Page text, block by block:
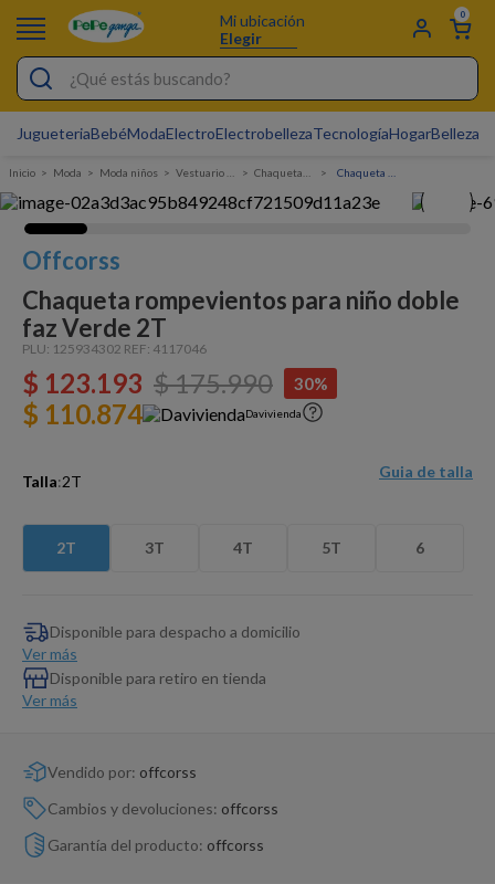
Mi ubicación
Elegir
0
¿Qué estás buscando?
JugueteriaBebéModaElectroElectrobellezaTecnologíaHogarBelleza
Moda Moda niños Vestuario Exterior Niño Chaquetas Y Chalecos
Offcorss
Chaqueta rompevientos para niño doble
faz Verde 2T
PLU: 125934302 REF: 4117046
$ 123.193 $175.990 30%
$ 110.874 Davivienda
Talla:2T
Guia de talla
2T 3T 4T 5T 6
Disponible para despacho a domicilio
Ver más
Disponible para retiro en tienda
Ver más
Vendido por: offcorss
Cambios y devoluciones: offcorss
Garantía del producto: offcorss
Pijamas
Electro
Figuras Toy Story
Carters
Silla Mecedora Bebé
Bebes
Cuna Colecho